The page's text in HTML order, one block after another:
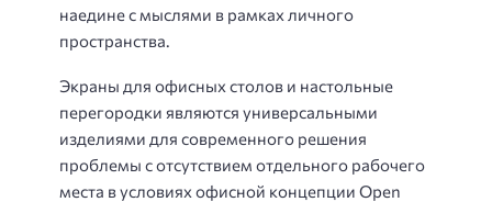
наедине с мыслями в рамках личного
пространства.
Экраны для офисных столов и настольные
перегородки являются универсальными
изделиями для современного решения
проблемы с отсутствием отдельного рабочего
места в условиях офисной концепции Open